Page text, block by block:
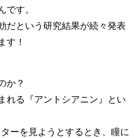
です。
だという研究結果が続々発表
す！
か？
れる『アントシアニン』とい
ーを見ようとするとき、瞳に